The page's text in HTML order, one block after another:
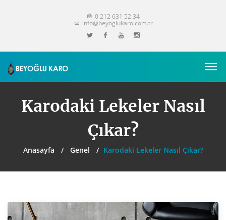
0 212 631 52 34
info@beyoglukaro.com.tr
Karodaki Lekeler Nasıl
Çıkar?
Anasayfa Genel Karodaki Lekeler Nasıl Çıkar?